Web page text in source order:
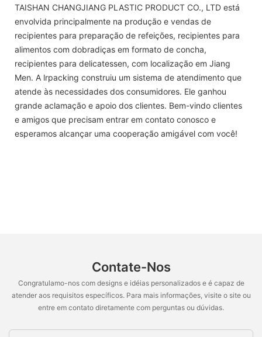
TAISHAN CHANGJIANG PLASTIC PRODUCT CO., LTD está
envolvida principalmente na produção e vendas de
recipientes para preparação de refeições, recipientes para
alimentos com dobradiças em formato de concha,
recipientes para delicatessen, com localização em Jiang
Men. A lrpacking construiu um sistema de atendimento que
atende às necessidades dos consumidores. Ele ganhou
grande aclamação e apoio dos clientes. Bem-vindo clientes
e amigos que precisam entrar em contato conosco e
esperamos alcançar uma cooperação amigável com você!
Contate-Nos
Congratulamo-nos com designs e idéias personalizados e é capaz de
atender aos requisitos específicos. Para mais informações, visite o site ou
entre em contato diretamente com perguntas ou dúvidas.